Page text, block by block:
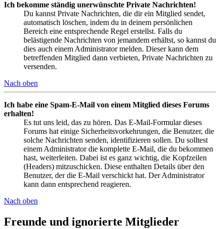
Ich bekomme ständig unerwünschte Private Nachrichten!
Du kannst Private Nachrichten, die dir ein Mitglied sendet,
automatisch löschen, indem du in deinem persönlichen
Bereich eine entsprechende Regel erstellst. Falls du
belästigende Nachrichten von jemandem erhältst, so kannst du
dies auch einem Administrator melden. Dieser kann dem
betreffenden Mitglied dann verbieten, Private Nachrichten zu
versenden.
Nach oben
Ich habe eine Spam-E-Mail von einem Mitglied dieses Forums
erhalten!
Es tut uns leid, das zu hören. Das E-Mail-Formular dieses
Forums hat einige Sicherheitsvorkehrungen, die Benutzer, die
solche Nachrichten senden, identifizieren sollen. Du solltest
einem Administrator die komplette E-Mail, die du bekommen
hast, weiterleiten. Dabei ist es ganz wichtig, die Kopfzeilen
(Headers) mitzuschicken. Diese enthalten Details über den
Benutzer, der die E-Mail verschickt hat. Der Administrator
kann dann entsprechend reagieren.
Nach oben
Freunde und ignorierte Mitglieder